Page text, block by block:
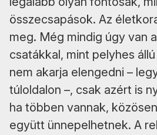
összecsapások. Az
meg. Még mindig úgy van
csatákkal, mint pelyhes
nem akarja elengedni –
túloldalon –, csak azért is
ha többen vannak,
együtt ünnepelhetnek. A